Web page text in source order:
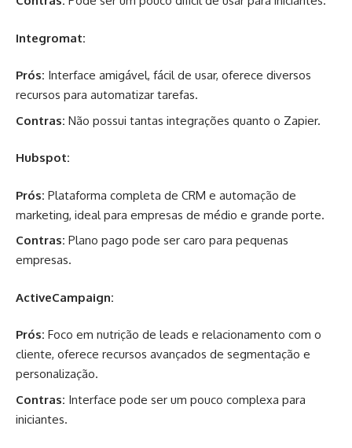
Integromat:
Prós: Interface amigável, fácil de usar, oferece diversos
recursos para automatizar tarefas.
Contras: Não possui tantas integrações quanto o Zapier.
Hubspot:
Prós: Plataforma completa de CRM e automação de
marketing, ideal para empresas de médio e grande porte.
Contras: Plano pago pode ser caro para pequenas
empresas.
ActiveCampaign:
Prós: Foco em nutrição de leads e relacionamento com o
cliente, oferece recursos avançados de segmentação e
personalização.
Contras: Interface pode ser um pouco complexa para
iniciantes.